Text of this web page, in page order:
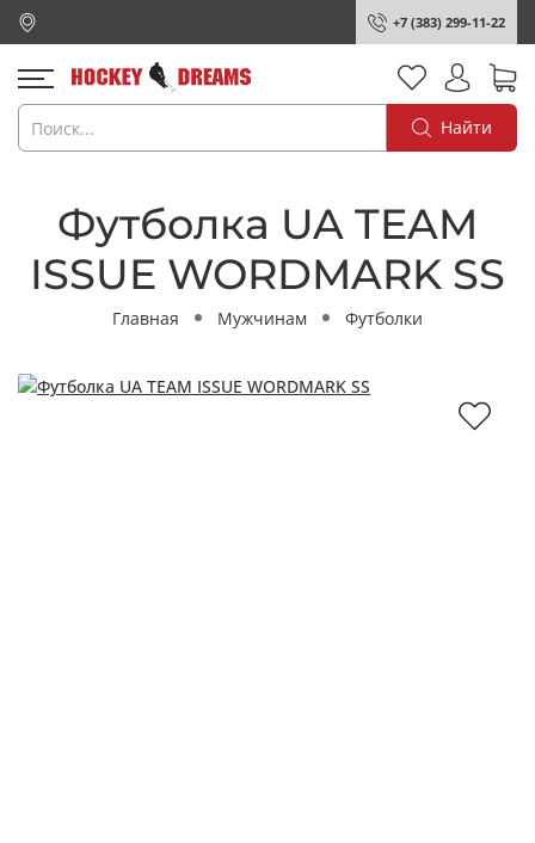
+7 (383) 299-11-22
Найти
Футболка UA TEAM
ISSUE WORDMARK SS
Главная Мужчинам Футболки